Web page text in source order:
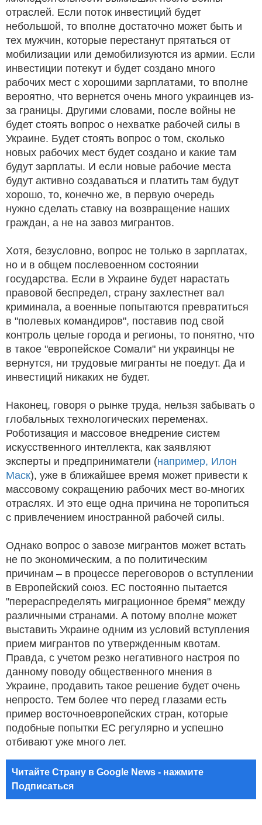
отраслей. Если поток инвестиций будет
небольшой, то вполне достаточно может быть и
тех мужчин, которые перестанут прятаться от
мобилизации или демобилизуются из армии. Если
инвестиции потекут и будет создано много
рабочих мест с хорошими зарплатами, то вполне
вероятно, что вернется очень много украинцев из-
за границы. Другими словами, после войны не
будет стоять вопрос о нехватке рабочей силы в
Украине. Будет стоять вопрос о том, сколько
новых рабочих мест будет создано и какие там
будут зарплаты. И если новые рабочие места
будут активно создаваться и платить там будут
хорошо, то, конечно же, в первую очередь
нужно сделать ставку на возвращение наших
граждан, а не на завоз мигрантов.
Хотя, безусловно, вопрос не только в зарплатах,
но и в общем послевоенном состоянии
государства. Если в Украине будет нарастать
правовой беспредел, страну захлестнет вал
криминала, а военные попытаются превратиться
в "полевых командиров", поставив под свой
контроль целые города и регионы, то понятно, что
в такое "европейское Сомали" ни украинцы не
вернутся, ни трудовые мигранты не поедут. Да и
инвестиций никаких не будет.
Наконец, говоря о рынке труда, нельзя забывать о
глобальных технологических переменах.
Роботизация и массовое внедрение систем
искусственного интеллекта, как заявляют
эксперты и предприниматели (например, Илон
Маск), уже в ближайшее время может привести к
массовому сокращению рабочих мест во-многих
отраслях. И это еще одна причина не торопиться
с привлечением иностранной рабочей силы.
Однако вопрос о завозе мигрантов может встать
не по экономическим, а по политическим
причинам – в процессе переговоров о вступлении
в Европейский союз. ЕС постоянно пытается
"перераспределять миграционное бремя" между
различными странами. А потому вполне может
выставить Украине одним из условий вступления
прием мигрантов по утвержденным квотам.
Правда, с учетом резко негативного настроя по
данному поводу общественного мнения в
Украине, продавить такое решение будет очень
непросто. Тем более что перед глазами есть
пример восточноевропейских стран, которые
подобные попытки ЕС регулярно и успешно
отбивают уже много лет.
Читайте Страну в Google News - нажмите
Подписаться